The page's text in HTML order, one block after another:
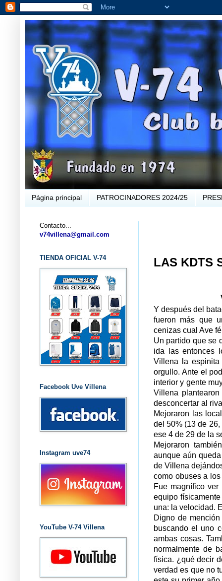
Página principal PATROCINADORES 2024/25
LAS KDTS
Y después del
fueron más que
cenizas cual Ave
Un partido que se
ida las entonces
Villena la
orgullo. Ante el
interior y gente
Villena
desconcertar al
Mejoraron las
del 50% (13 de
ese 4 de 29 de la
Mejoraron
aunque aún
de Villena
como obuses a
Fue magnífico
equipo
una: la velocidad.
Digno de
buscando el uno
ambas cosas.
normalmente de
física. ¿qué decir
verdad es que no
Contacto...
v74villena@gmail.com
TIENDA OFICIAL V-74
Facebook Uve Villena
Instagram uve74
YouTube V-74 Villena